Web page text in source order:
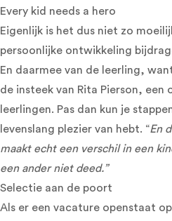
Every kid needs a hero
Eigenlijk is het dus niet zo
persoonlijke ontwikkeling
En daarmee van de leerling,
de insteek van Rita Pierson,
leerlingen. Pas dan kun je
levenslang plezier van hebt. “En
maakt echt een verschil in een
een ander niet deed.”
Selectie aan de poort
Als er een vacature openstaat